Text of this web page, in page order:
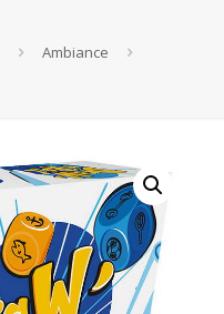
Ambiance